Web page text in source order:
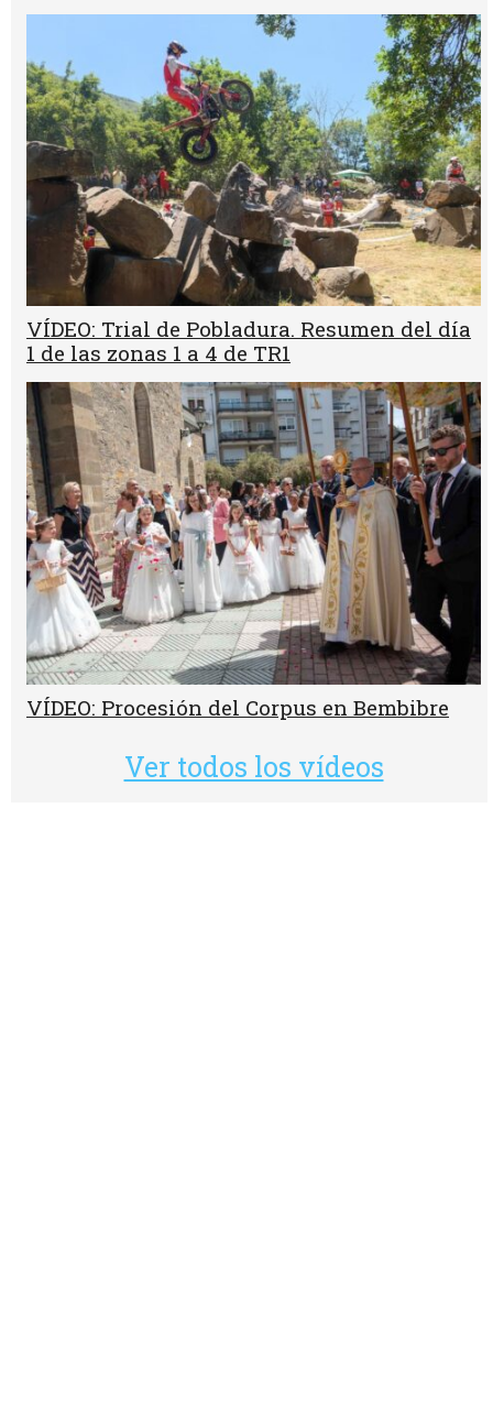
VÍDEO: Trial de Pobladura. Resumen del día
1 de las zonas 1 a 4 de TR1
VÍDEO: Procesión del Corpus en Bembibre
Ver todos los vídeos